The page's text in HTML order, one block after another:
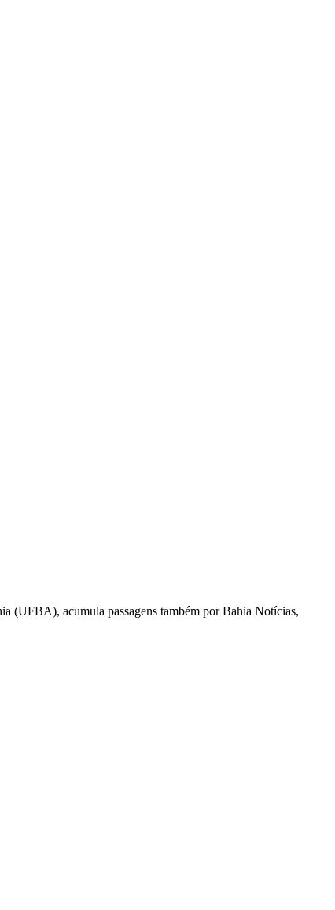
(UFBA), acumula passagens também por Bahia Notícias,